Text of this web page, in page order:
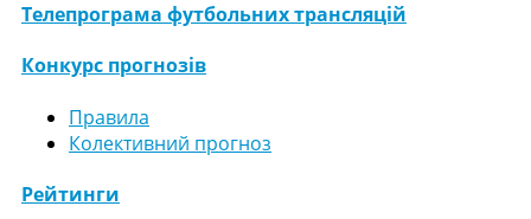
Телепрограма футбольних трансляцій
Конкурс прогнозів
Правила
Колективний прогноз
Рейтинги